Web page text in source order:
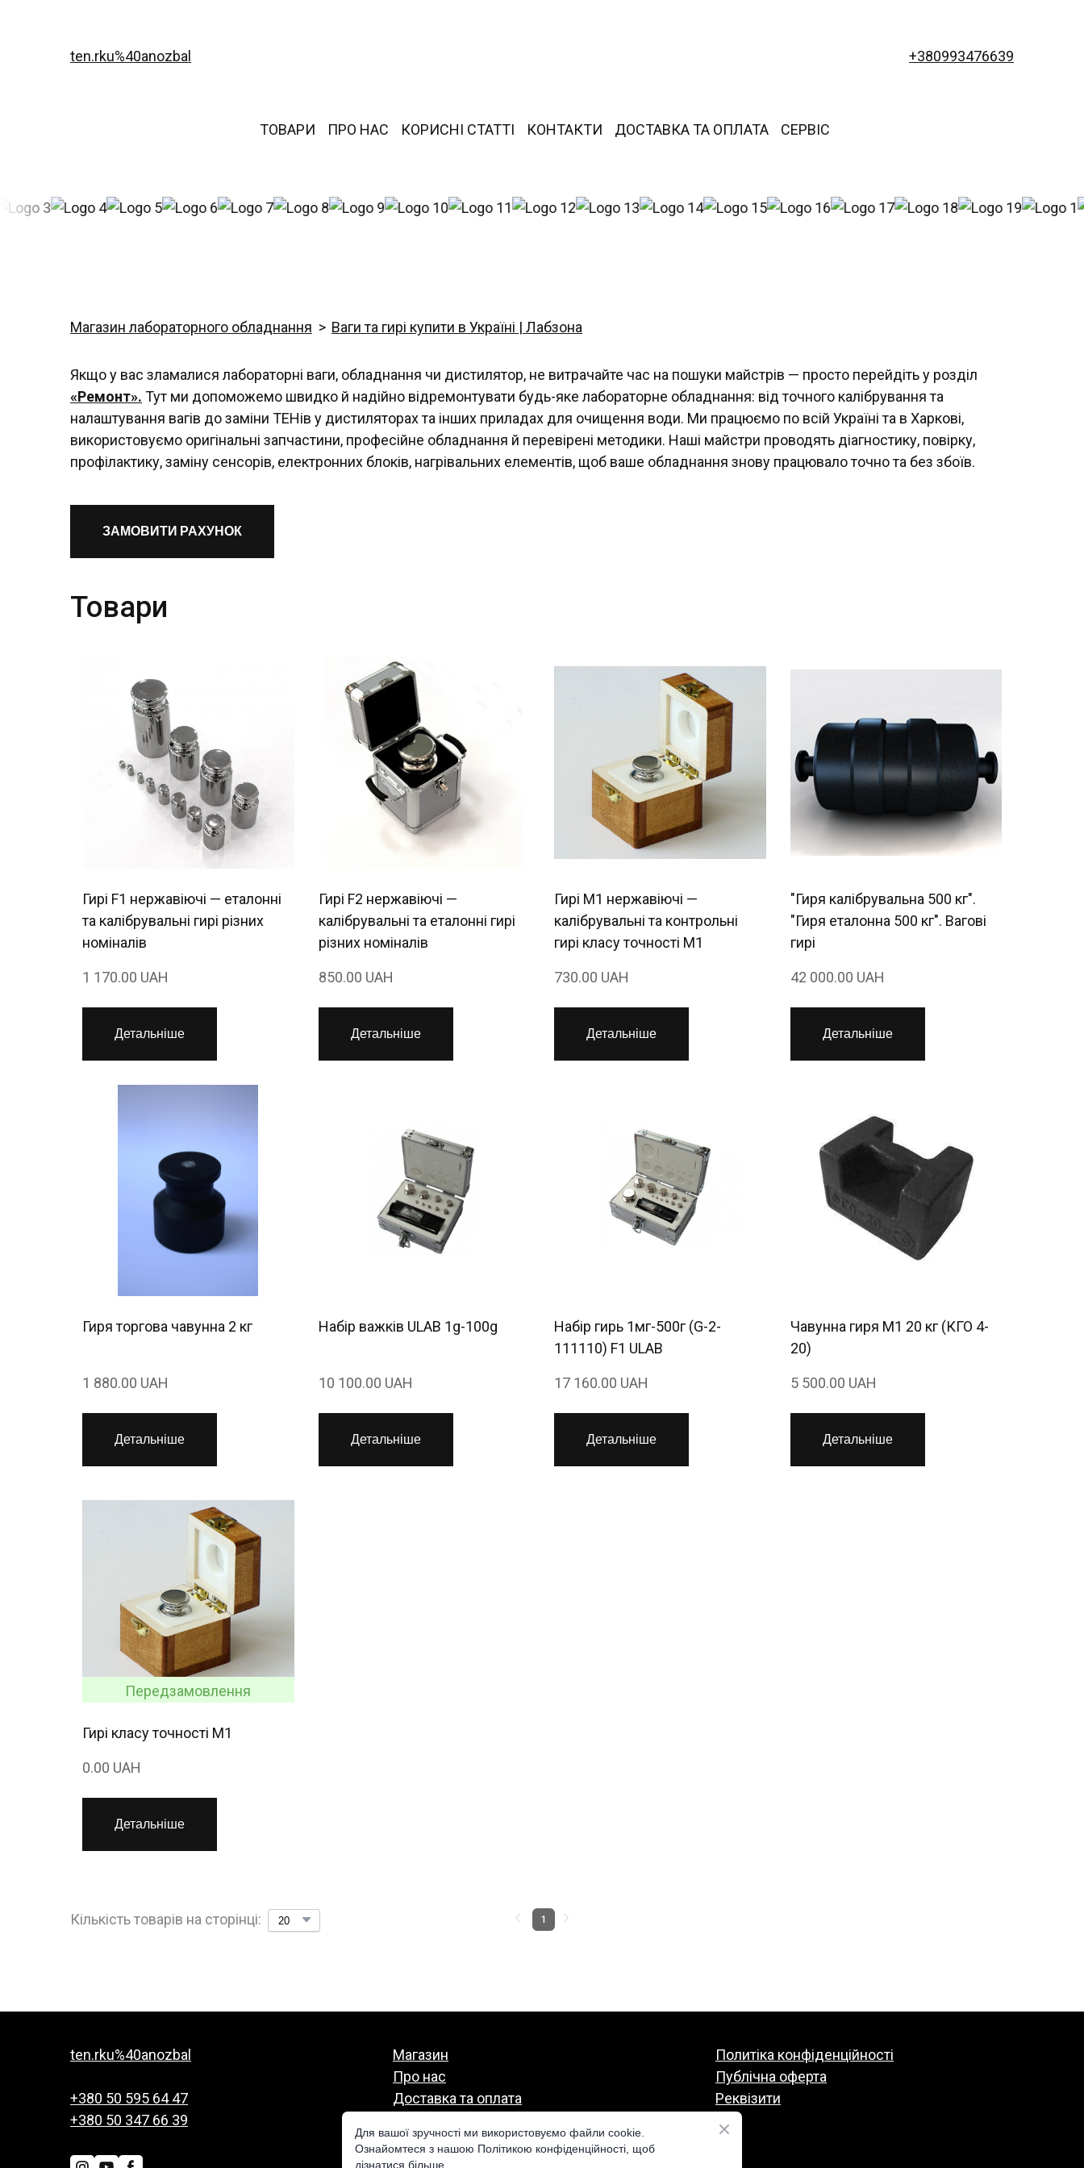
ten.rku%40anozbal +380993476639
ТОВАРИ ПРО НАС КОРИСНІ СТАТТІ КОНТАКТИ ДОСТАВКА ТА ОПЛАТА СЕРВІС
Магазин лабораторного обладнання Ваги та гирі купити в Україні | Лабзона
Якщо у вас зламалися лабораторні ваги, обладнання чи дистилятор, не витрачайте час на пошуки майстрів — просто перейдіть у розділ
«Ремонт». Тут ми допоможемо швидко й надійно відремонтувати будь-яке лабораторне обладнання: від точного калібрування та
налаштування вагів до заміни ТЕНів у дистиляторах та інших приладах для очищення води. Ми працюємо по всій Україні та в Харкові,
використовуємо оригінальні запчастини, професійне обладнання й перевірені методики. Наші майстри проводять діагностику, повірку,
профілактику, заміну сенсорів, електронних блоків, нагрівальних елементів, щоб ваше обладнання знову працювало точно та без збоїв.
ЗАМОВИТИ РАХУНОК
Товари
Гирі F1 нержавіючі — еталонні
та калібрувальні гирі різних
номіналів
1 170.00 UAH
Детальніше
Гирі F2 нержавіючі —
калібрувальні та еталонні гирі
різних номіналів
850.00 UAH
Детальніше
Гирі М1 нержавіючі —
калібрувальні та контрольні
гирі класу точності М1
730.00 UAH
Детальніше
"Гиря калібрувальна 500 кг".
"Гиря еталонна 500 кг". Вагові
гирі
42 000.00 UAH
Детальніше
Гиря торгова чавунна 2 кг
1 880.00 UAH
Детальніше
Набір важків ULAB 1g-100g
10 100.00 UAH
Детальніше
Набір гирь 1мг-500г (G-2-
111110) F1 ULAB
17 160.00 UAH
Детальніше
Чавунна гиря М1 20 кг (КГО 4-
20)
5 500.00 UAH
Детальніше
Передзамовлення
Гирі класу точності M1
0.00 UAH
Детальніше
Кількість товарів на сторінці: 1
ten.rku%40anozbal
+380 50 595 64 47
+380 50 347 66 39
Магазин
Про нас
Доставка та оплата
Политіка конфіденційності
Публічна оферта
Реквізити
Для вашої зручності ми використовуємо файли cookie.
Ознайомтеся з нашою Політикою конфіденційності, щоб
дізнатися більше.